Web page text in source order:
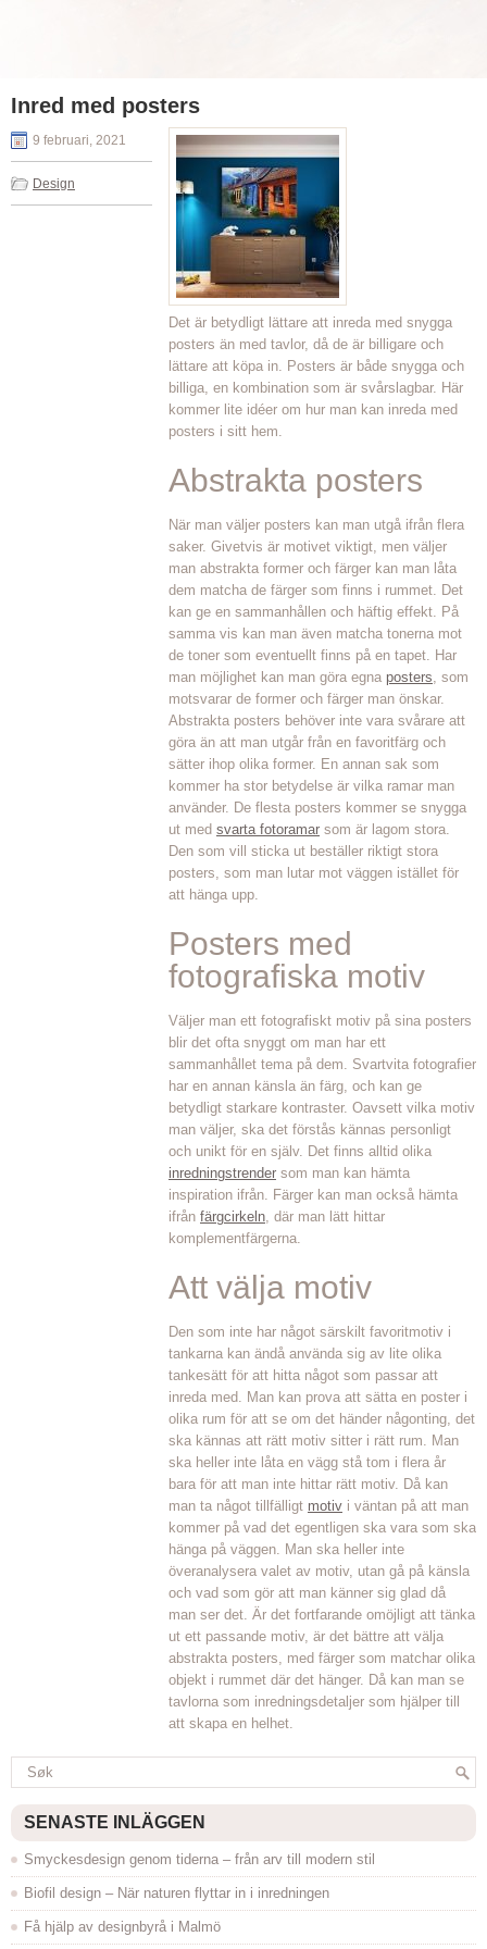
Inred med posters
9 februari, 2021
Design
Det är betydligt lättare att inreda med snygga
posters än med tavlor, då de är billigare och
lättare att köpa in. Posters är både snygga och
billiga, en kombination som är svårslagbar. Här
kommer lite idéer om hur man kan inreda med
posters i sitt hem.
Abstrakta posters
När man väljer posters kan man utgå ifrån flera
saker. Givetvis är motivet viktigt, men väljer
man abstrakta former och färger kan man låta
dem matcha de färger som finns i rummet. Det
kan ge en sammanhållen och häftig effekt. På
samma vis kan man även matcha tonerna mot
de toner som eventuellt finns på en tapet. Har
man möjlighet kan man göra egna posters, som
motsvarar de former och färger man önskar.
Abstrakta posters behöver inte vara svårare att
göra än att man utgår från en favoritfärg och
sätter ihop olika former. En annan sak som
kommer ha stor betydelse är vilka ramar man
använder. De flesta posters kommer se snygga
ut med svarta fotoramar som är lagom stora.
Den som vill sticka ut beställer riktigt stora
posters, som man lutar mot väggen istället för
att hänga upp.
Posters med
fotografiska motiv
Väljer man ett fotografiskt motiv på sina posters
blir det ofta snyggt om man har ett
sammanhållet tema på dem. Svartvita fotografier
har en annan känsla än färg, och kan ge
betydligt starkare kontraster. Oavsett vilka motiv
man väljer, ska det förstås kännas personligt
och unikt för en själv. Det finns alltid olika
inredningstrender som man kan hämta
inspiration ifrån. Färger kan man också hämta
ifrån färgcirkeln, där man lätt hittar
komplementfärgerna.
Att välja motiv
Den som inte har något särskilt favoritmotiv i
tankarna kan ändå använda sig av lite olika
tankesätt för att hitta något som passar att
inreda med. Man kan prova att sätta en poster i
olika rum för att se om det händer någonting, det
ska kännas att rätt motiv sitter i rätt rum. Man
ska heller inte låta en vägg stå tom i flera år
bara för att man inte hittar rätt motiv. Då kan
man ta något tillfälligt motiv i väntan på att man
kommer på vad det egentligen ska vara som ska
hänga på väggen. Man ska heller inte
överanalysera valet av motiv, utan gå på känsla
och vad som gör att man känner sig glad då
man ser det. Är det fortfarande omöjligt att tänka
ut ett passande motiv, är det bättre att välja
abstrakta posters, med färger som matchar olika
objekt i rummet där det hänger. Då kan man se
tavlorna som inredningsdetaljer som hjälper till
att skapa en helhet.
SENASTE INLÄGGEN
Smyckesdesign genom tiderna – från arv till modern stil
Biofil design – När naturen flyttar in i inredningen
Få hjälp av designbyrå i Malmö